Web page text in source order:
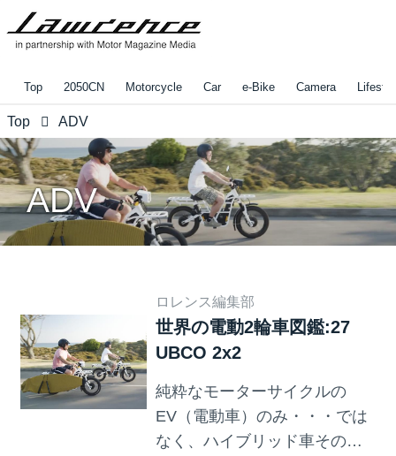
Top 2050CN Motorcycle Car e-Bike Camera
Top ADV
ADV
ロレンス編集部
世界の電動2輪車図鑑:27
UBCO 2x2
純粋なモーターサイクルの
EV（電動車）のみ・・・では
なく、ハイブリッド車そのほ